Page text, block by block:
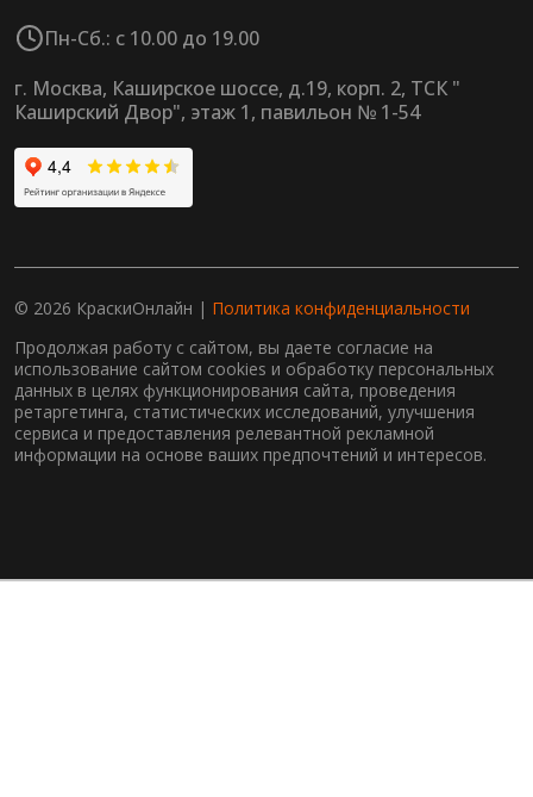
Пн-Сб.: с 10.00 до 19.00
г. Москва, Каширское шоссе, д.19, корп. 2, ТСК "
Каширский Двор", этаж 1, павильон № 1-54
© 2026 КраскиОнлайн | Политика конфиденциальности
Продолжая работу с сайтом, вы даете согласие на
использование сайтом cookies и обработку персональных
данных в целях функционирования сайта, проведения
ретаргетинга, статистических исследований, улучшения
сервиса и предоставления релевантной рекламной
информации на основе ваших предпочтений и интересов.